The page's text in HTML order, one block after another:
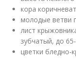
кора
молодые ветви
лист
зубчатый, до
цветки бледно-